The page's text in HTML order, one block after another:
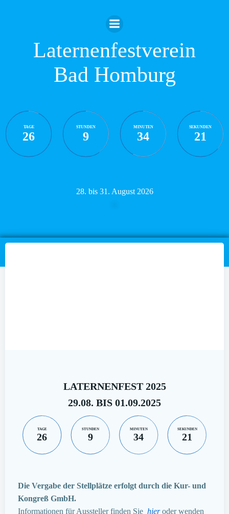
Inhalt
springen
Laternenfestverein
Bad Homburg
TAGE
26
STUNDEN
9
MINUTEN
34
SEKUNDEN
21
28. bis 31. August 2026
LATERNENFEST 2025
29.08. BIS 01.09.2025
TAGE
26
STUNDEN
9
MINUTEN
34
SEKUNDEN
21
Die Vergabe der Stellplätze erfolgt durch die Kur- und
Kongreß GmbH.
Informationen für Aussteller finden Sie hieroder wenden